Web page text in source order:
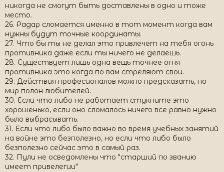
никогда не смогут быть доставлены в одно и тоже
место.
26. Радар сломается именно в тот момент когда вам
нужны будут точные координаты.
27. Что бы ты не делал это привлечет на тебя огонь
противника даже если ты ничего не делаешь.
28. Существует лишь одна вещь точнее огня
противника это когда по вам стреляют свои.
29. Действия професионалов можно предсказать, но
мир полон любителей.
30. Если что либо не работает стукните это
хорошенько, если оно сломалось ничего все равно нужно
было выбрасывать.
31. Если что либо было важно во время учебных занятий
на войне это безполезно, но если что либо было
безполезно сейчас это в самый раз.
32. Пули не осведомлены что "старший по званию
имеет привелегии"